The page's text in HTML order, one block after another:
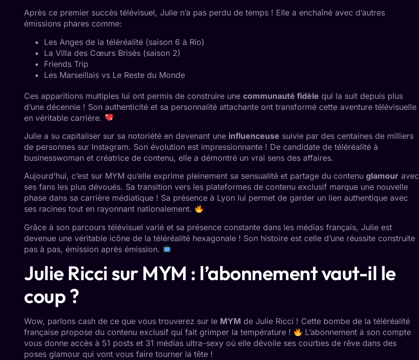
Après ce premier succès télévisuel, Julie n’a pas perdu de temps ! Elle a enchaîné avec d’autres
émissions phares comme:
Les Anges de la téléréalité (saison 6 à Rio)
La Villa des Cœurs Brisés (saison 2)
Friends Trip
Les Marseillais vs Le Reste du Monde
Ces apparitions multiples lui ont permis de construire une communauté fidèle qui la suit depuis plus
d’une décennie ! Son authenticité et sa personnalité attachante ont transformé cette aventure télévisuelle
en véritable carrière.
Julie a su capitaliser sur sa notoriété en devenant une influenceuse suivie par des centaines de milliers
de personnes sur Instagram. Son évolution est impressionnante ! De candidate de téléréalité à
businesswoman et créatrice de contenu, elle a démontré un vrai sens des affaires.
Aujourd’hui, c’est sur MYM qu’elle exprime pleinement sa sensualité et partage du contenu glamour avec
ses fans les plus dévoués. Sa transition vers les plateformes de contenu exclusif marque une nouvelle
phase dans sa carrière médiatique ! Sa présence à Lyon lui permet de garder un lien authentique avec
ses racines tout en rayonnant nationalement.
Grâce à son parcours télévisuel varié et sa présence constante dans les médias français, Julie est
devenue une véritable icône de la téléréalité hexagonale ! Son histoire est celle d’une réussite construite
pas à pas, émission après émission.
Julie Ricci sur MYM : l’abonnement vaut-il le
coup ?
Wow, parlons cash de ce que vous trouverez sur le MYM de Julie Ricci ! Cette bombe de la téléréalité
française propose du contenu exclusif qui fait grimper la température !
L’abonnement à son compte
vous donne accès à 51 posts et 31 médias ultra-sexy où elle dévoile ses courbes de rêve dans des
poses glamour qui vont vous faire tourner la tête !